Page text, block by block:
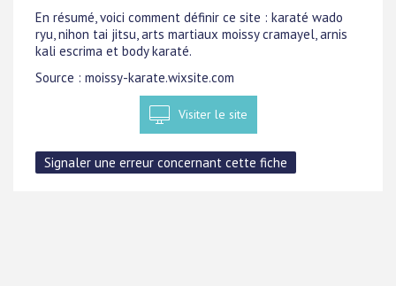
En résumé, voici comment définir ce site : karaté wado
ryu, nihon tai jitsu, arts martiaux moissy cramayel, arnis
kali escrima et body karaté.
Source : moissy-karate.wixsite.com
Visiter le site